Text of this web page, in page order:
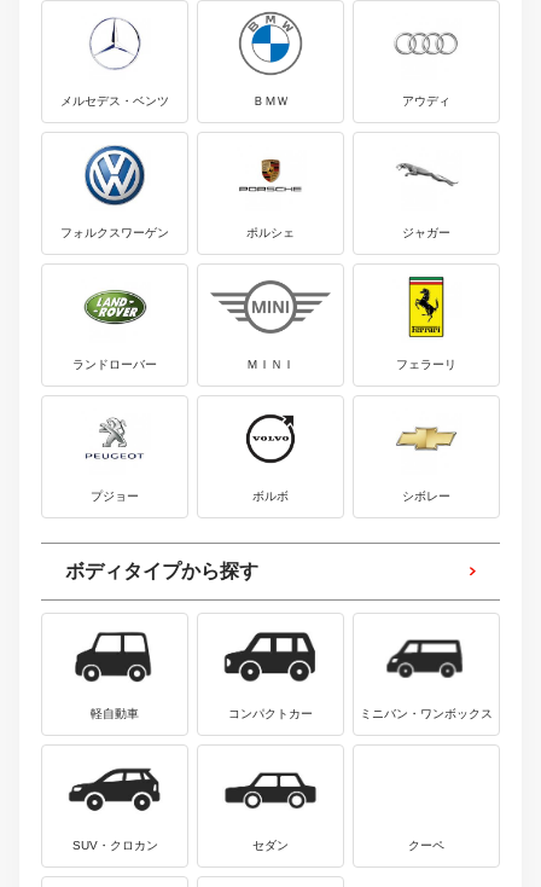
メルセデス・ベンツ ＢＭＷ アウディ
フォルクスワーゲン ポルシェ ジャガー
ランドローバー ＭＩＮＩ フェラーリ
プジョー ボルボ シボレー
ボディタイプから探す
軽自動車 コンパクトカー ミニバン・ワンボックス
SUV・クロカン セダン クーペ